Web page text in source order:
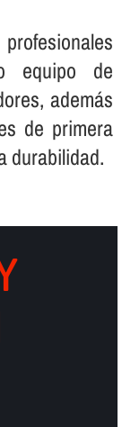
equipo de
además
de primera
durabilidad.